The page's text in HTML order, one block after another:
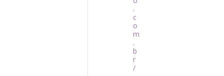
.
c
o
m
.
b
r
/